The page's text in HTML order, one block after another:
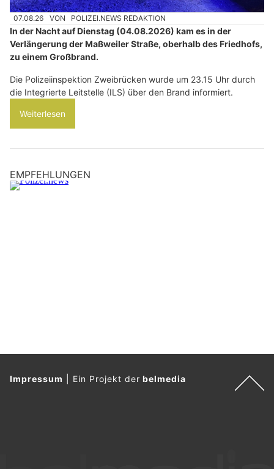
07.08.26 VON POLIZEI.NEWS REDAKTION
In der Nacht auf Dienstag (04.08.2026) kam es in der
Verlängerung der Maßweiler Straße, oberhalb des Friedhofs,
zu einem Großbrand.
Die Polizeiinspektion Zweibrücken wurde um 23.15 Uhr durch
die Integrierte Leitstelle (ILS) über den Brand informiert.
Weiterlesen
EMPFEHLUNGEN
Impressum Ein Projekt derbelmedia